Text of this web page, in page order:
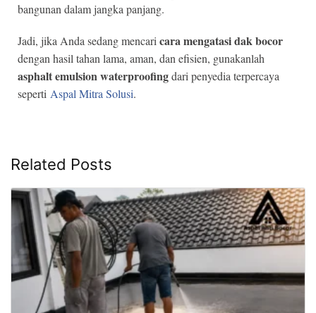
bangunan dalam jangka panjang.
Jadi, jika Anda sedang mencari cara mengatasi dak bocor
dengan hasil tahan lama, aman, dan efisien, gunakanlah
asphalt emulsion waterproofingdari penyedia terpercaya
seperti Aspal Mitra Solusi.
Related Posts